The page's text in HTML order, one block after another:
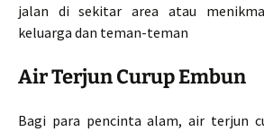
jalan di sekitar area atau
keluarga dan teman-teman
Air Terjun Curup Embun
Bagi para pencinta alam, air terjun